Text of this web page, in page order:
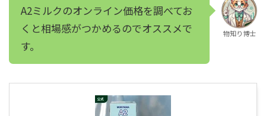
A2ミルクのオンライン価格を調べてお
くと相場感がつかめるのでオススメで
す。
物知り博士